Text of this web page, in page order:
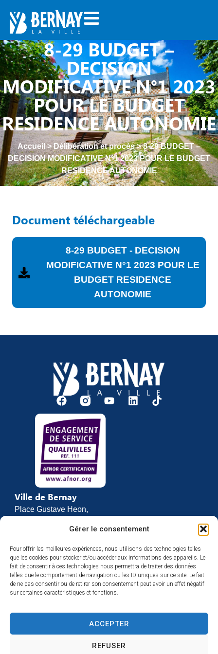
Gérer le consentement
Pour offrir les meilleures expériences, nous utilisons des technologies telles
que les cookies pour stocker et/ou accéder aux informations des appareils. Le
fait de consentir à ces technologies nous permettra de traiter des données
telles que le comportement de navigation ou les ID uniques sur ce site. Le fait
de ne pas consentir ou de retirer son consentement peut avoir un effet négatif
sur certaines caractéristiques et fonctions.
ACCEPTER
REFUSER
8-29 BUDGET –
DECISION
MODIFICATIVE N°1 2023
POUR LE BUDGET
RESIDENCE AUTONOMIE
Accueil>Délibération et procès>8-29 BUDGET –
DECISION MODIFICATIVE N°1 2023 POUR LE BUDGET
RESIDENCE AUTONOMIE
Document téléchargeable
8-29 BUDGET - DECISION
MODIFICATIVE N°1 2023 POUR LE
BUDGET RESIDENCE
AUTONOMIE
Ville de Bernay
Place Gustave Heon,
27307 BERNAY
02 32 46 63 00
Contact
Horaires d’ouverture
Du lundi au vendredi :
et de 13h30 à 17h